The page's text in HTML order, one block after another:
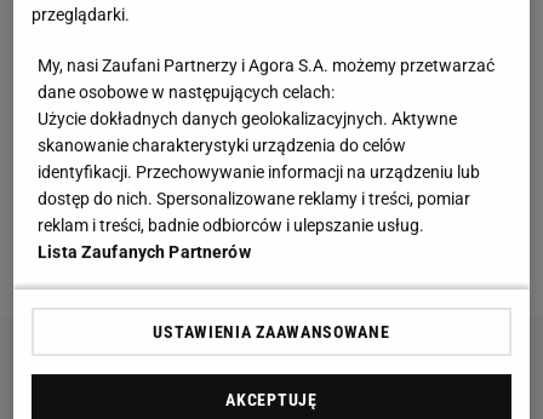
powinien mieć na swoim koncie asystę, ale po jego
zgraniu głową Robinson przegrał pojedynek z
bramkarzem Wolves - Ruim Patricio. Ta
zmarnowana sytuacja zemściła się na "The Baggies"
w końcówce pierwszej części gry, gdy gospodarze
nie tylko wyrównali po golu Fabio Silvy, ale również
wyszli na prowadzenie za sprawą trafienia Willy'ego
Boly'ego.
przeglądarki.
My, nasi Zaufani Partnerzy i Agora S.A. możemy przetwarzać
dane osobowe w następujących celach:
Użycie dokładnych danych geolokalizacyjnych. Aktywne
skanowanie charakterystyki urządzenia do celów
identyfikacji. Przechowywanie informacji na urządzeniu lub
dostęp do nich. Spersonalizowane reklamy i treści, pomiar
reklam i treści, badnie odbiorców i ulepszanie usług.
Lista Zaufanych Partnerów
USTAWIENIA ZAAWANSOWANE
AKCEPTUJĘ